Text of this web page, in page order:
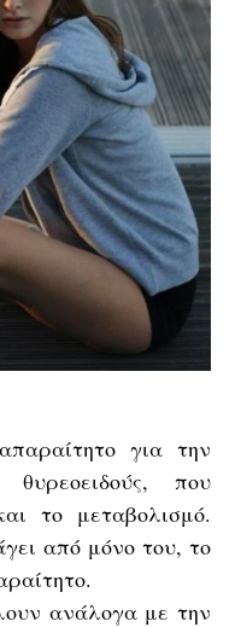
για την
που
το μεταβολισμό.
από μόνο του, το
ανάλογα με την